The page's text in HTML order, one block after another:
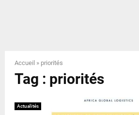
N
Accueil » priorités
Tag : priorités
Actualités